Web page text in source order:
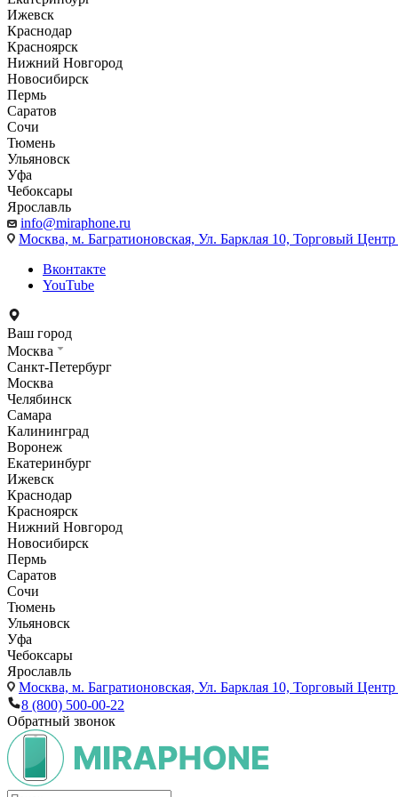
Ижевск
Краснодар
Красноярск
Нижний Новгород
Новосибирск
Пермь
Саратов
Сочи
Тюмень
Ульяновск
Уфа
Чебоксары
Ярославль
info@miraphone.ru
Москва, м. Багратионовская, Ул. Барклая 10, Торговый
Вконтакте
YouTube
Ваш город
Москва
Санкт-Петербург
Москва
Челябинск
Самара
Калининград
Воронеж
Екатеринбург
Ижевск
Краснодар
Красноярск
Нижний Новгород
Новосибирск
Пермь
Саратов
Сочи
Тюмень
Ульяновск
Уфа
Чебоксары
Ярославль
Москва, м. Багратионовская, Ул. Барклая 10, Торговый
8 (800) 500-00-22
Обратный звонок